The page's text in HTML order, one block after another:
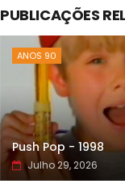
PUBLICAÇÕES
ANOS 90
Push Pop - 1998
Julho 29, 2026